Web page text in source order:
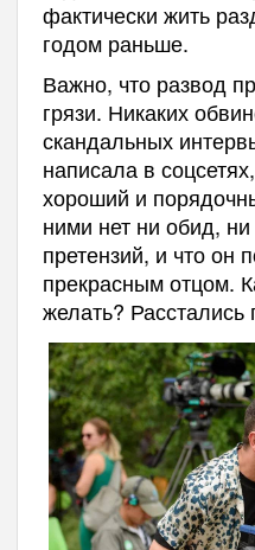
фактически жить
годом раньше.
Важно, что развод
грязи. Никаких
скандальных
написала в
хороший и
ними нет ни обид,
претензий, и что он
прекрасным отцом.
желать?